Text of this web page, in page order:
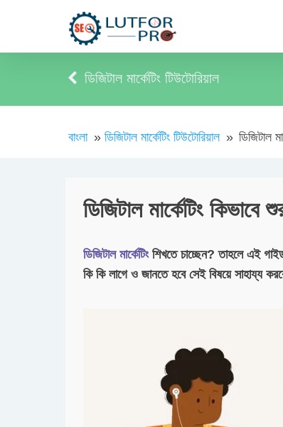
ডিজিটাল মার্কেটিং টিউটোরিয়াল
বাংলা » ডিজিটাল মার্কেটিং টিউটোরিয়াল » ডিজিটাল
ডিজিটাল মার্কেটিং কিভাবে
ডিজিটাল মার্কেটিং শিখতে চাচ্ছেন? তাহলে এই
কি কি লাগে ও জানতে হবে সেই বিষয়ে সাহায্য